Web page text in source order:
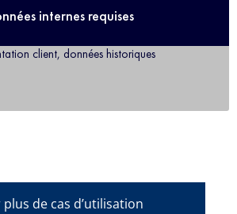
internes requises
client, données historiques
de cas d’utilisation